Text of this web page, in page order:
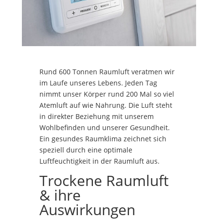
Rund 600 Tonnen Raumluft veratmen wir
im Laufe unseres Lebens. Jeden Tag
nimmt unser Körper rund 200 Mal so viel
Atemluft auf wie Nahrung. Die Luft steht
in direkter Beziehung mit unserem
Wohlbefinden und unserer Gesundheit.
Ein gesundes Raumklima zeichnet sich
speziell durch eine optimale
Luftfeuchtigkeit in der Raumluft aus.
Trockene Raumluft
& ihre
Auswirkungen